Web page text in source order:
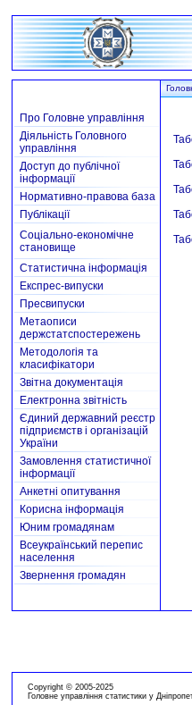
Про Головне управління
Діяльність Головного
управління
Доступ до публічної
інформації
Нормативно-правова база
Публікації
Соціально-економічне
становище
Статистична інформація
Експрес-випуски
Пресвипуски
Метаописи
держстатспостережень
Методологія та
класифікатори
Звітна документація
Електронна звітність
Єдиний державний реєстр
підприємств і організацій
України
Замовлення статистичної
інформації
Анкетні опитування
Корисна інформація
Юним громадянам
Всеукраїнський перепис
населення
Звернення громадян
Copyright © 2005-2025
Головне управління статистики у